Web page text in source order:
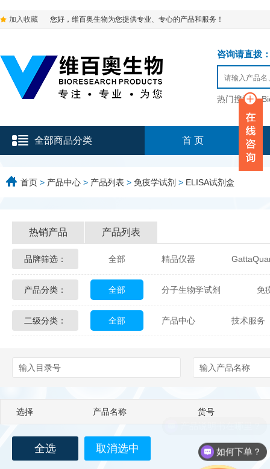
加入收藏 您好，维百奥生物为您提供专业、专心的产品和服务！
咨询请直拨
热门搜索：
全部商品分类 首 页
首页 > 产品中心 > 产品列表 > 免疫学试剂 > ELISA试剂盒
热销产品 产品列表
品牌筛选： 全部 精品仪器
Glycon Biochem Sterlitech
Echelon Biosciences Verichem
Biotez Berlin Diametra
Berry & Associates Zedira
产品分类： 全部 分子生物学试剂 免
化学及生物化学试剂 材料学试剂
二级分类： 全部 产品中心 技术服务
选择 产品名称 货号
全选 取消选中
产品说明书在哪里？
如何下单？